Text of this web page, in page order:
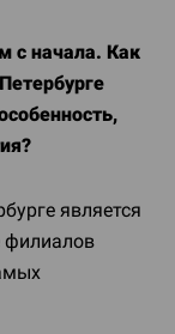
с начала. Как
является
филиалов